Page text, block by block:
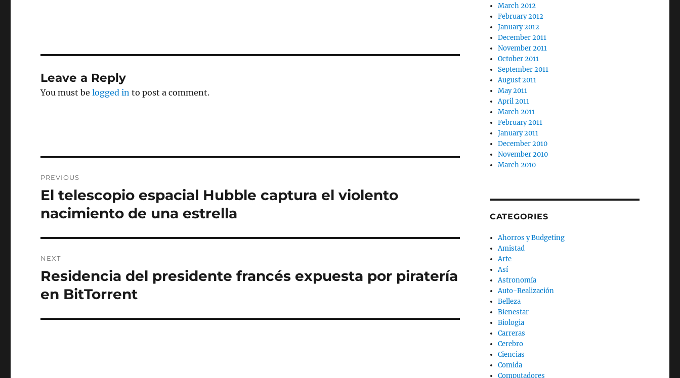
Leave a Reply
You must belogged in to post a comment.
navigation
PREVIOUS
Previous
El telescopio espacial Hubble captura el violento
nacimiento de una estrella
NEXT
Next
Residencia del presidente francés expuesta por piratería
en BitTorrent
March 2012
February 2012
January 2012
December 2011
November 2011
October 2011
September 2011
August 2011
May 2011
April 2011
March 2011
February 2011
January 2011
December 2010
November 2010
March 2010
CATEGORIES
Ahorros y Budgeting
Amistad
Arte
Así
Astronomía
Auto-Realización
Belleza
Bienestar
Biologia
Carreras
Cerebro
Ciencias
Comida
Computadores